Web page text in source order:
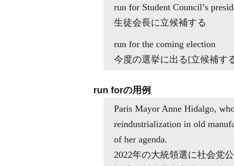
run for Student Council’s
生徒会長に立候補する
run for the coming election
今度の選挙に出る[立候補す
run forの用例
Paris Mayor Anne Hidalgo,
reindustrialization in old
of her agenda.
2022年の大統領選に社会党